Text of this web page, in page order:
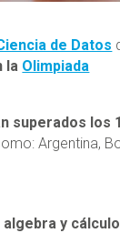
de Datos
la Olimpiada
superados los
Argentina,
y cálculo